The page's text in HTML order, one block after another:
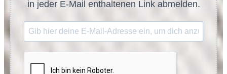
in jeder E-Mail enthaltenen Link abmelden.